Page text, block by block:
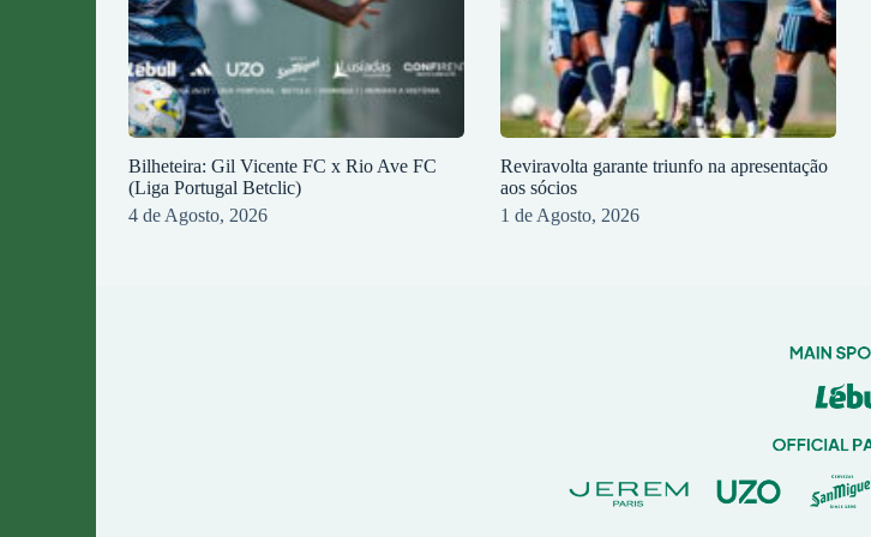
Bilheteira: Gil Vicente FC x Rio Ave FC
(Liga Portugal Betclic)
4 de Agosto, 2026
Reviravolta garante triunfo na apresentação
aos sócios
1 de Agosto, 2026